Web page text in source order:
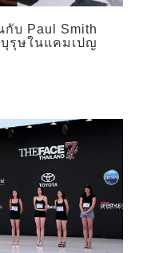
กับ Paul Smith
รุษในแคมเปญ